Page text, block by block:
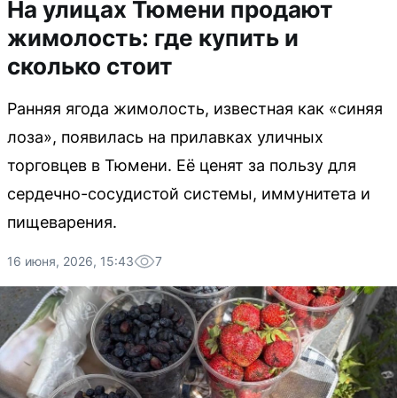
На улицах Тюмени продают
жимолость: где купить и
сколько стоит
Ранняя ягода жимолость, известная как «синяя
лоза», появилась на прилавках уличных
торговцев в Тюмени. Её ценят за пользу для
сердечно-сосудистой системы, иммунитета и
пищеварения.
16 июня, 2026, 15:43 7